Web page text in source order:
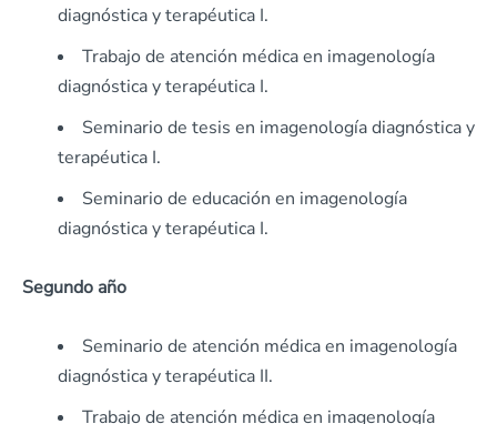
diagnóstica y terapéutica I.
Trabajo de atención médica en imagenología
diagnóstica y terapéutica I.
Seminario de tesis en imagenología diagnóstica y
terapéutica I.
Seminario de educación en imagenología
diagnóstica y terapéutica I.
Segundo año
Seminario de atención médica en imagenología
diagnóstica y terapéutica II.
Trabajo de atención médica en imagenología